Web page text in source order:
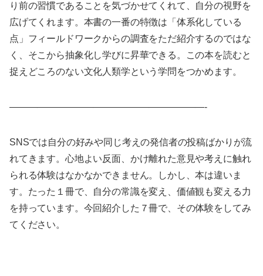
り前の習慣であることを気づかせてくれて、自分の視野を
広げてくれます。本書の一番の特徴は「体系化している
点」フィールドワークからの調査をただ紹介するのではな
く、そこから抽象化し学びに昇華できる。この本を読むと
捉えどころのない文化人類学という学問をつかめます。
—————————————————————-
SNSでは自分の好みや同じ考えの発信者の投稿ばかりが流
れてきます。心地よい反面、かけ離れた意見や考えに触れ
られる体験はなかなかできません。しかし、本は違いま
す。たった１冊で、自分の常識を変え、価値観も変える力
を持っています。今回紹介した７冊で、その体験をしてみ
てください。